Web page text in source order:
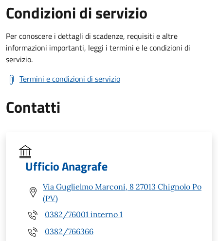
Condizioni di servizio
Per conoscere i dettagli di scadenze, requisiti e altre
informazioni importanti, leggi i termini e le condizioni di
servizio.
Termini e condizioni di servizio
Contatti
Ufficio Anagrafe
Via Guglielmo Marconi, 8 27013 Chignolo Po
(PV)
0382/76001 interno 1
0382/766366